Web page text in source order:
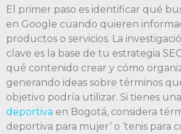
El primer paso es identificar qué
en Google cuando quieren
productos o servicios. La
clave es la base de tu estrategia
qué contenido crear y cómo
generando ideas sobre términos
objetivo podría utilizar. Si tienes
deportiva en Bogotá, considera
deportiva para mujer’ o ‘tenis para